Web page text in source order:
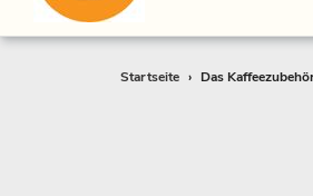
Startseite › Das